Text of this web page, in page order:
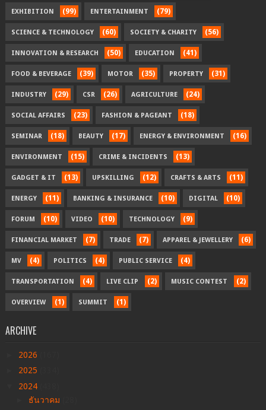
EXHIBITION (99) ENTERTAINMENT (79)
SCIENCE & TECHNOLOGY (60) SOCIETY & CHARITY (56)
INNOVATION & RESEARCH (50) EDUCATION (41)
FOOD & BEVERAGE (39) MOTOR (35) PROPERTY (31)
INDUSTRY (29) CSR (26) AGRICULTURE (24)
SOCIAL AFFAIRS (23) FASHION & PAGEANT (18)
SEMINAR (18) BEAUTY (17) ENERGY & ENVIRONMENT (16)
ENVIRONMENT (15) CRIME & INCIDENTS (13)
GADGET & IT (13) UPSKILLING (12) CRAFTS & ARTS (11)
ENERGY (11) BANKING & INSURANCE (10) DIGITAL (10)
FORUM (10) VIDEO (10) TECHNOLOGY (9)
FINANCIAL MARKET (7) TRADE (7) APPAREL & JEWELLERY (6)
MV (4) POLITICS (4) PUBLIC SERVICE (4)
TRANSPORTATION (4) LIVE CLIP (2) MUSIC CONTEST (2)
OVERVIEW (1) SUMMIT (1)
ARCHIVE
2026
2025
2024
ธันวาคม